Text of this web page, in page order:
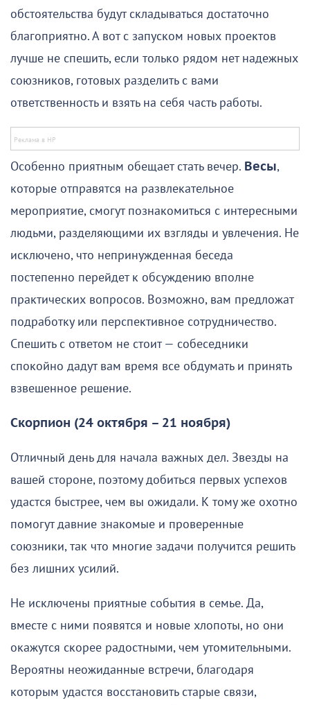
обстоятельства будут складываться достаточно
благоприятно. А вот с запуском новых проектов
лучше не спешить, если только рядом нет надежных
союзников, готовых разделить с вами
ответственность и взять на себя часть работы.
Особенно приятным обещает стать вечер. Весы,
которые отправятся на развлекательное
мероприятие, смогут познакомиться с интересными
людьми, разделяющими их взгляды и увлечения. Не
исключено, что непринужденная беседа
постепенно перейдет к обсуждению вполне
практических вопросов. Возможно, вам предложат
подработку или перспективное сотрудничество.
Спешить с ответом не стоит — собеседники
спокойно дадут вам время все обдумать и принять
взвешенное решение.
Скорпион (24 октября – 21 ноября)
Отличный день для начала важных дел. Звезды на
вашей стороне, поэтому добиться первых успехов
удастся быстрее, чем вы ожидали. К тому же охотно
помогут давние знакомые и проверенные
союзники, так что многие задачи получится решить
без лишних усилий.
Не исключены приятные события в семье. Да,
вместе с ними появятся и новые хлопоты, но они
окажутся скорее радостными, чем утомительными.
Вероятны неожиданные встречи, благодаря
которым удастся восстановить старые связи,